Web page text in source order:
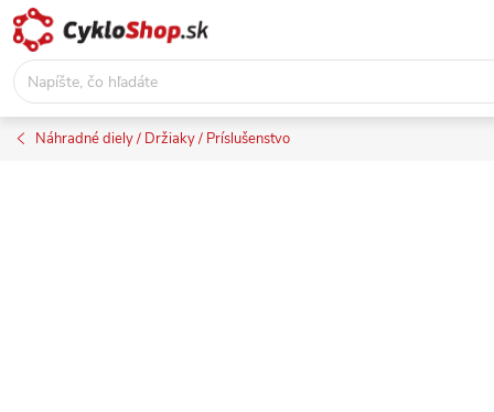
Prejsť
na
obsah
Náhradné diely / Držiaky / Príslušenstvo